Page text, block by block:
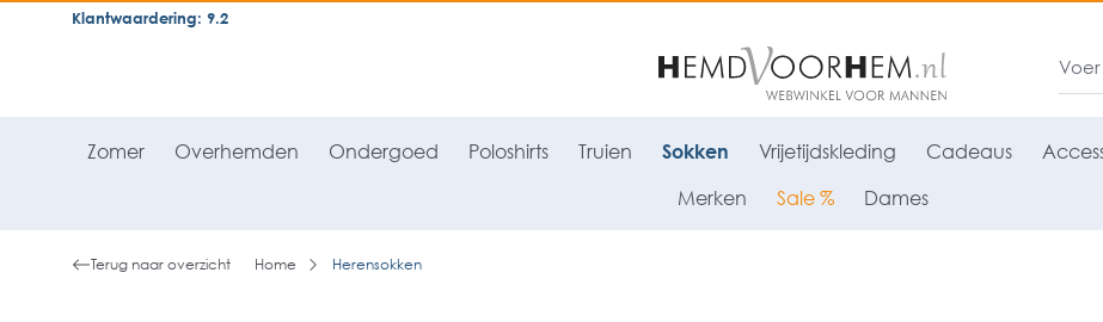
general.skipToNavigation
Klantwaardering: 9.2
Zomer Overhemden Ondergoed Poloshirts Truien Sokken Vrijetijdskleding Cadeaus
Merken Sale % Dames
Terug naar overzicht Home Herensokken